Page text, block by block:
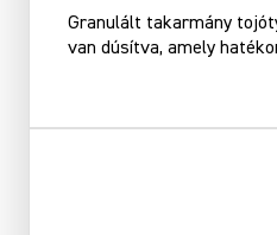
Granulált takarmány
van dúsítva, amely